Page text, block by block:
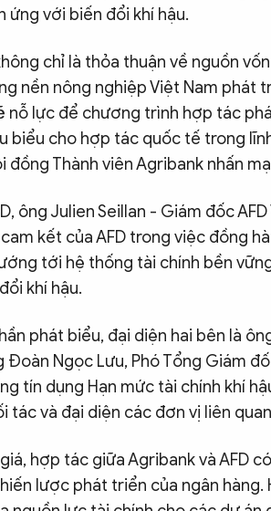
ứng với biến đổi khí hậu.
chỉ là thỏa thuận về nguồn
nền nông nghiệp Việt Nam phát
nỗ lực để chương trình hợp tác
biểu cho hợp tác quốc tế trong
đồng Thành viên Agribank nhấn
ông Julien Seillan - Giám đốc
kết của AFD trong việc đồng
tới hệ thống tài chính bền
khí hậu.
phát biểu, đại diện hai bên là
Đoàn Ngọc Lưu, Phó Tổng Giám
tín dụng Hạn mức tài chính khí
tác và đại diện các đơn vị liên
hợp tác giữa Agribank và AFD
lược phát triển của ngân